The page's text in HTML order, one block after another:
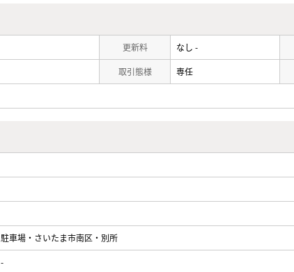
更新料 なし -
取引態様 専任
駐車場・さいたま市南区・別所
-